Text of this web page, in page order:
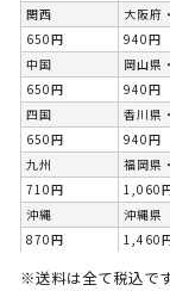
関西
大阪府
650円
940円
中国
岡山県
650円
940円
四国
香川県
650円
940円
九州
福岡県
710円
1,060
沖縄
沖縄県
870円
1,460
※送料は全て税込です